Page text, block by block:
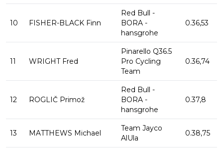
10 FISHER-BLACK Finn
Red Bull -
BORA -
hansgrohe
0.36,53
11 WRIGHT Fred
Pinarello Q36.5
Pro Cycling
Team
0.36,74
12 ROGLIČ Primož
Red Bull -
BORA -
hansgrohe
0.37,8
13 MATTHEWS Michael
Team Jayco
AlUla
0.38,75